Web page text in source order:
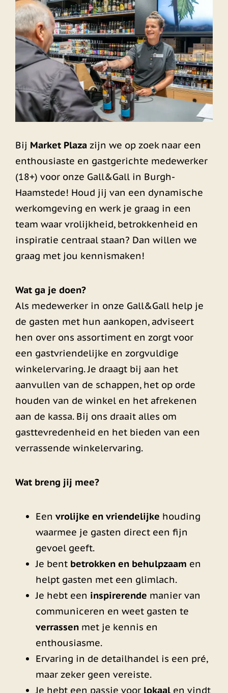
Bij Market Plaza zijn we op zoek naar een
enthousiaste en gastgerichte medewerker
(18+) voor onze Gall&Gall in Burgh-
Haamstede! Houd jij van een dynamische
werkomgeving en werk je graag in een
team waar vrolijkheid, betrokkenheid en
inspiratie centraal staan? Dan willen we
graag met jou kennismaken!
Wat ga je doen?
Als medewerker in onze Gall&Gall help je
de gasten met hun aankopen, adviseert
hen over ons assortiment en zorgt voor
een gastvriendelijke en zorgvuldige
winkelervaring. Je draagt bij aan het
aanvullen van de schappen, het op orde
houden van de winkel en het afrekenen
aan de kassa. Bij ons draait alles om
gasttevredenheid en het bieden van een
verrassende winkelervaring.
Wat breng jij mee?
Een vrolijke en vriendelijke houding
waarmee je gasten direct een fijn
gevoel geeft.
Je bent betrokken en behulpzaam en
helpt gasten met een glimlach.
Je hebt een inspirerende manier van
communiceren en weet gasten te
verrassen met je kennis en
enthousiasme.
Ervaring in de detailhandel is een pré,
maar zeker geen vereiste.
Je hebt een passie voor lokaal en vindt